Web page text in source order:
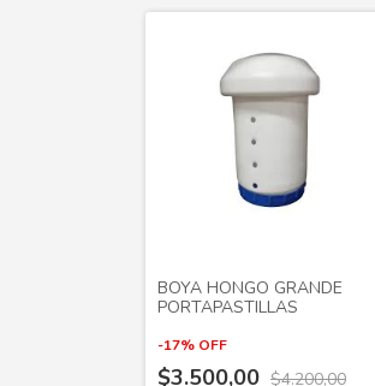
BOYA HONGO GRANDE
PORTAPASTILLAS
-17% OFF
$3.500,00 $4.200,00